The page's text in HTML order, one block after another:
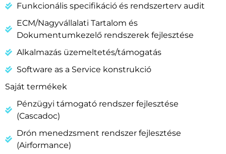
Funkcionális specifikáció és rendszerterv audit
ECM/Nagyvállalati Tartalom és
Dokumentumkezelő rendszerek fejlesztése
Alkalmazás üzemeltetés/támogatás
Software as a Service konstrukció
Saját termékek
Pénzügyi támogató rendszer fejlesztése
(Cascadoc)
Drón menedzsment rendszer fejlesztése
(Airformance)